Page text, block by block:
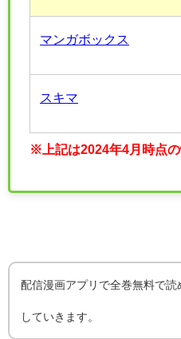
マンガボックス
スキマ
※上記は2024年4月時点
配信漫画アプリで全巻無料で読
していきます。